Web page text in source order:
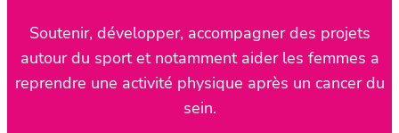
Soutenir, développer, accompagner des projets
autour du sport et notamment aider les femmes a
reprendre une activité physique après un cancer du
sein.